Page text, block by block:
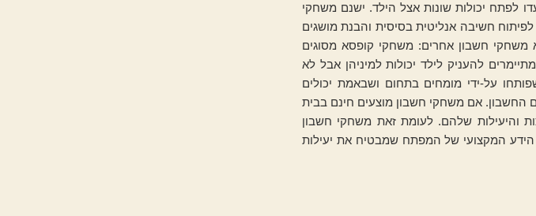
לפתח יכולות שונות אצל הילד. ישנם משחקי
חשיבה אנליטית בסיסית והבנת מושגים
משחקי חשבון אחרים: משחקי קופסא מסוגים
להעניק לילד יכולות למיניהן אבל לא
על-ידי מומחים בתחום ושבאמת יכולים
החשבון. אם משחקי חשבון מוצעים חינם בבית
והיעילות שלהם. לעומת זאת משחקי חשבון
המקצועי של המפתח שמבטיח את יעילות